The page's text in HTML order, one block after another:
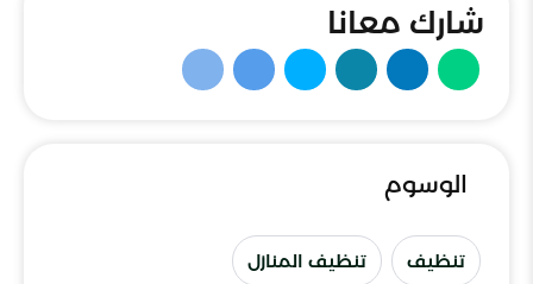
شارك معانا
الوسوم
تنظيف تنظيف المنازل